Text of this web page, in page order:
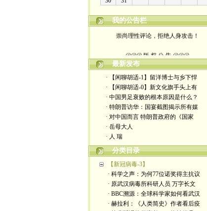
我的公告栏
本博客所发布文章，
除特别注明者外，均为原创。
转载或制作视频，
须注明如下版权信息：
作者（格致夫）和出处（万维链接）
最新发布
· 【闲聊胡适-1】留洋博士与乡下悍
· 【闲聊胡适-0】新文化旗手头上有
· 中国男足衰败的根本原因是什么？
· 特朗普访华：国宴截图揭示所有媒
· 对中国而言 特朗普政府的《国家
· 岳母大人
· 人 瑞
分类目录
【新冠病毒-3】
· 科学之声：为何77位诺奖得主抗议
· 原武汉病毒所科研人员 万字长文
· BBC溯源：全球科学家如何看武汉
· 赫拉利：《人类简史》作者看后疫